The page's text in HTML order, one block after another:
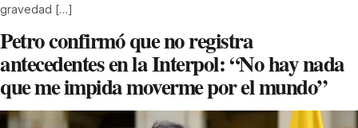
gravedad […]
Petro confirmó que no registra
antecedentes en la Interpol: “No hay nada
que me impida moverme por el mundo”